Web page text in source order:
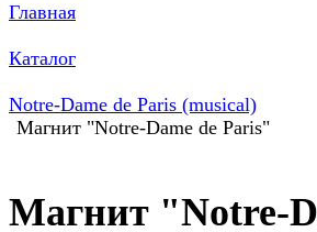
Главная
Каталог
Notre-Dame de Paris (musical)
Магнит "Notre-Dame de Paris"
Магнит "Notre-